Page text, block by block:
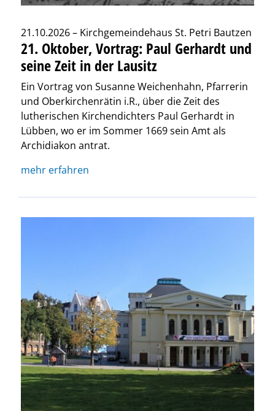
21.10.2026 – Kirchgemeindehaus St. Petri Bautzen
21. Oktober, Vortrag: Paul Gerhardt und
seine Zeit in der Lausitz
Ein Vortrag von Susanne Weichenhahn, Pfarrerin
und Oberkirchenrätin i.R., über die Zeit des
lutherischen Kirchendichters Paul Gerhardt in
Lübben, wo er im Sommer 1669 sein Amt als
Archidiakon antrat.
mehr erfahren